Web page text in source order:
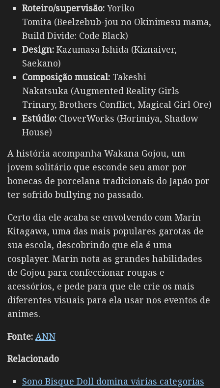
Roteiro/supervisão: Yoriko
Tomita (Beelzebub-jou no Okinimesu mama,
Build Divide: Code Black)
Design: Kazumasa Ishida (Kiznaiver,
Saekano)
Composição musical: Takeshi
Nakatsuka (Augmented Reality Girls
Trinary, Brothers Conflict, Magical Girl Ore)
Estúdio: CloverWorks (Horimiya, Shadow
House)
A história acompanha Wakana Gojou, um
jovem solitário que esconde seu amor por
bonecas de porcelana tradicionais do Japão por
ter sofrido bullying no passado.
Certo dia ele acaba se envolvendo com Marin
Kitagawa, uma das mais populares garotas de
sua escola, descobrindo que ela é uma
cosplayer. Marin nota as grandes habilidades
de Gojou para confeccionar roupas e
acessórios, e pede para que ele crie os mais
diferentes visuais para ela usar nos eventos de
animes.
Fonte: ANN
Relacionado
Sono Bisque Doll domina várias categorias